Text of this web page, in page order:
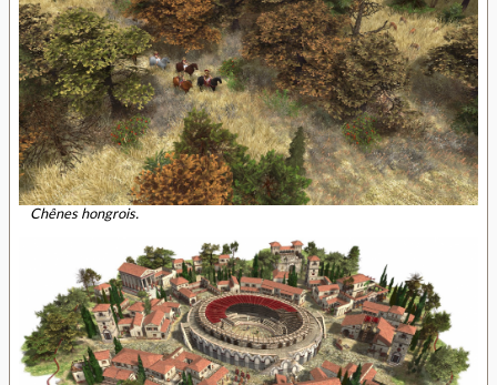
Chênes hongrois.